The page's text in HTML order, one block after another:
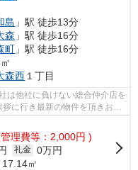
島 」駅 徒歩13分
森 」駅 徒歩16分
町 」駅 徒歩16分
森西 １丁目
は他社に負けない総合仲介店を
に行き最新の物件を頂きお客
理費等：2,000円 )
礼金 0万円
㎡